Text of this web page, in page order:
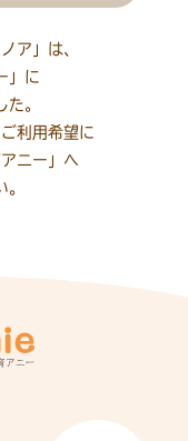
ア」は、
」に
。
利用希望に
ニー」へ